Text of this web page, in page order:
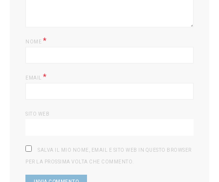
NOME *
EMAIL *
SITO WEB
SALVA IL MIO NOME, EMAIL E SITO WEB IN QUESTO BROWSER
PER LA PROSSIMA VOLTA CHE COMMENTO.